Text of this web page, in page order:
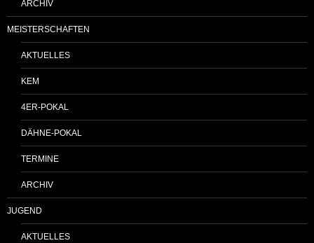
ARCHIV
MEISTERSCHAFTEN
AKTUELLES
KEM
4ER-POKAL
DÄHNE-POKAL
TERMINE
ARCHIV
JUGEND
AKTUELLES